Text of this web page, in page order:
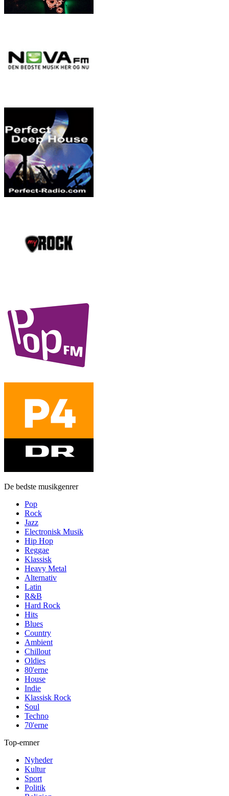
De bedste musikgenrer
Pop
Rock
Jazz
Electronisk Musik
Hip Hop
Reggae
Klassisk
Heavy Metal
Alternativ
Latin
R&B
Hard Rock
Hits
Blues
Country
Ambient
Chillout
Oldies
80'erne
House
Indie
Klassisk Rock
Soul
Techno
70'erne
Top-emner
Nyheder
Kultur
Sport
Politik